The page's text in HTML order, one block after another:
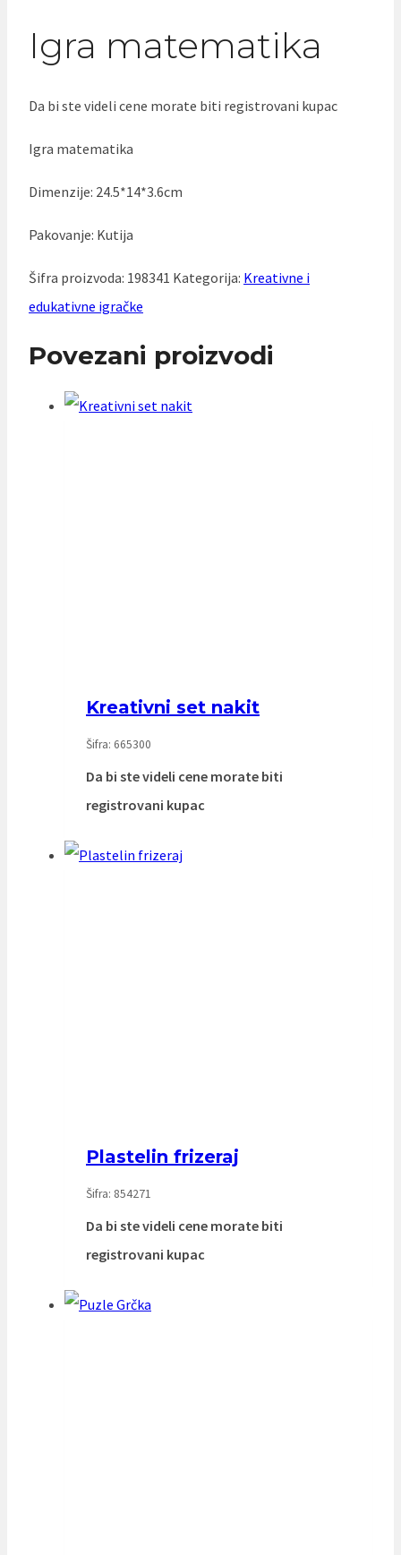
Igra matematika
Da bi ste videli cene morate biti registrovani kupac
Igra matematika
Dimenzije: 24.5*14*3.6cm
Pakovanje: Kutija
Šifra proizvoda: 198341 Kategorija: Kreativne i
edukativne igračke
Povezani proizvodi
Kreativni set nakit
Šifra: 665300
Da bi ste videli cene morate biti
registrovani kupac
Plastelin frizeraj
Šifra: 854271
Da bi ste videli cene morate biti
registrovani kupac